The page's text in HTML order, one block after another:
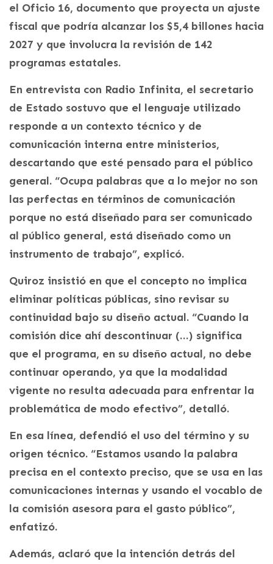
el Oficio 16, documento que proyecta un ajuste
fiscal que podría alcanzar los $5,4 billones hacia
2027 y que involucra la revisión de 142
programas estatales.
En entrevista con Radio Infinita, el secretario
de Estado sostuvo que el lenguaje utilizado
responde a un contexto técnico y de
comunicación interna entre ministerios,
descartando que esté pensado para el público
general. “Ocupa palabras que a lo mejor no son
las perfectas en términos de comunicación
porque no está diseñado para ser comunicado
al público general, está diseñado como un
instrumento de trabajo”, explicó.
Quiroz insistió en que el concepto no implica
eliminar políticas públicas, sino revisar su
continuidad bajo su diseño actual. “Cuando la
comisión dice ahí descontinuar (…) significa
que el programa, en su diseño actual, no debe
continuar operando, ya que la modalidad
vigente no resulta adecuada para enfrentar la
problemática de modo efectivo”, detalló.
En esa línea, defendió el uso del término y su
origen técnico. “Estamos usando la palabra
precisa en el contexto preciso, que se usa en las
comunicaciones internas y usando el vocablo de
la comisión asesora para el gasto público”,
enfatizó.
Además, aclaró que la intención detrás del